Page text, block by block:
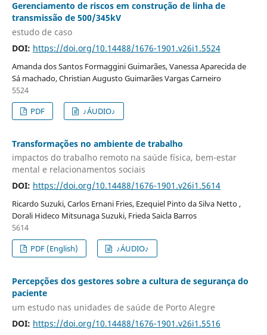
Gerenciamento de riscos em construção de linha de
transmissão de 500/345kV
estudo de caso
DOI: https://doi.org/10.14488/1676-1901.v26i1.5524
Amanda dos Santos Formaggini Guimarães, Vanessa Aparecida de
Sá machado, Christian Augusto Guimarães Vargas Carneiro
5524
PDF
♪ÁUDIO♪
Transformações no ambiente de trabalho
impactos do trabalho remoto na saúde física, bem-estar
mental e relacionamentos sociais
DOI: https://doi.org/10.14488/1676-1901.v26i1.5614
Ricardo Suzuki, Carlos Ernani Fries, Ezequiel Pinto da Silva Netto ,
Dorali Hideco Mitsunaga Suzuki, Frieda Saicla Barros
5614
PDF (English)
♪ÁUDIO♪
Percepções dos gestores sobre a cultura de segurança do
paciente
um estudo nas unidades de saúde de Porto Alegre
DOI: https://doi.org/10.14488/1676-1901.v26i1.5516